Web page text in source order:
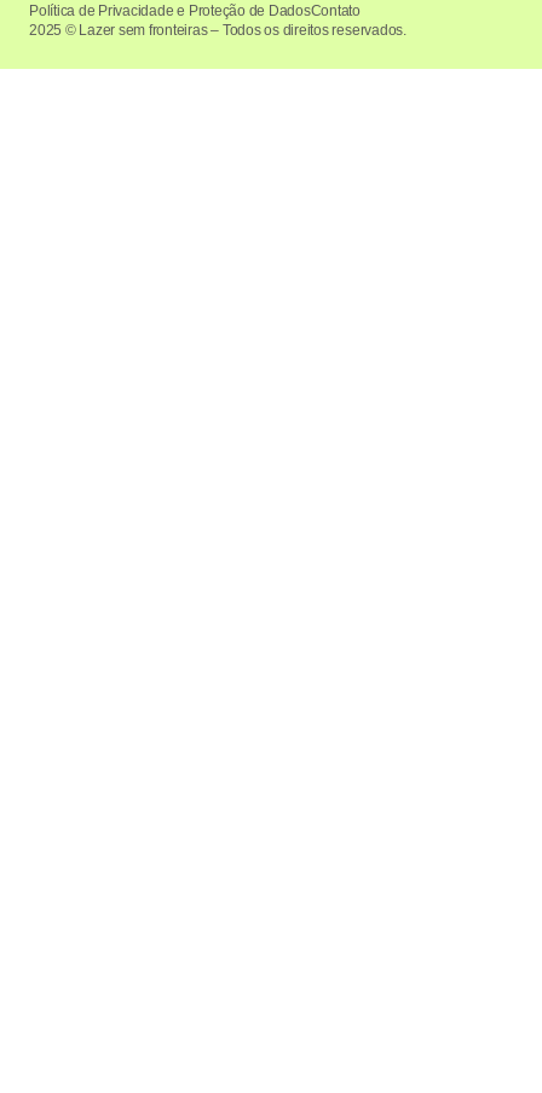
2025 © Lazer sem fronteiras – Todos os direitos reservados.
Política de Privacidade e Proteção de DadosContato